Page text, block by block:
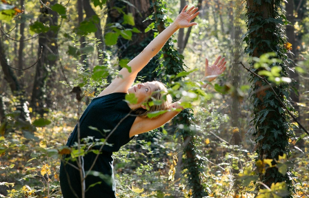
Wild & Schön Festival
Gastspiele
Extras
Available for Touring
Archiv
MITSPIELEN
Macht Wahn Sinn
Kinder Kunst